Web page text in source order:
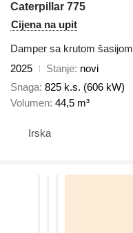
Caterpillar 775
Cijena na upit
Damper sa krutom šasijom
2025
Stanje novi
Snaga 825 k.s. (606 kW)
Volumen 44,5 m³
Irska